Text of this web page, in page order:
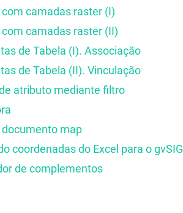
camadas raster (I)
camadas raster (II)
de Tabela (I). Associação
de Tabela (II). Vinculação
atributo mediante filtro
documento map
coordenadas do Excel para o gvSIG
de complementos